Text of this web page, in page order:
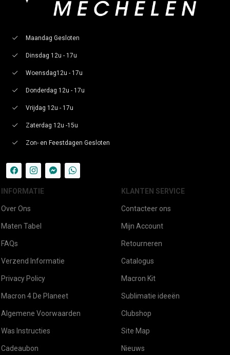
Maandag Gesloten
Dinsdag 12u - 17u
Woensdag12u - 17u
Donderdag 12u - 17u
Vrijdag 12u - 17u
Zaterdag 12u -15u
Zon- en Feestdagen Gesloten
INFORMATIE
Over Ons
Maten Tabel
FAQs
Verzend Informatie
Privacy Policy
Macron 4 De Planeet
Algemene Voorwaarden
Was Instructies
Cadeaubon
KLANTEN SERVICE
Contacteer ons
Mijn Account
Retourneren
Catalogus
Macron Kit
Sublimatie ideeën
Clubshop
Site Map
Nieuws